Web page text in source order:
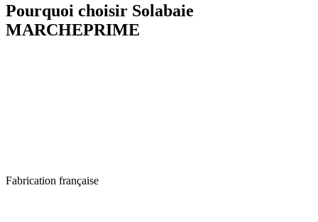
Pourquoi choisir Solabaie
MARCHEPRIME
Fabrication française